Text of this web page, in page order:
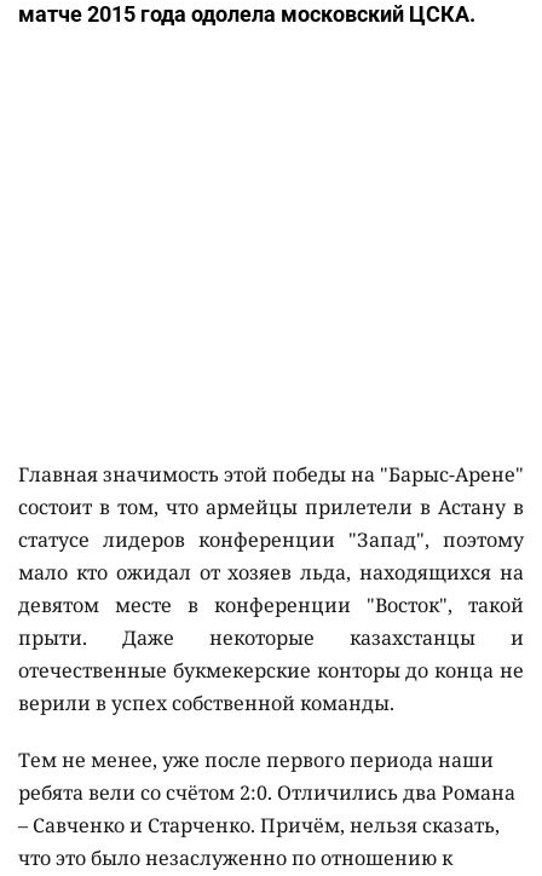
матче 2015 года одолела московский ЦСКА.
Главная значимость этой победы на "Барыс-Арене"
состоит в том, что армейцы прилетели в Астану в
статусе лидеров конференции "Запад", поэтому
мало кто ожидал от хозяев льда, находящихся на
девятом месте в конференции "Восток", такой
прыти. Даже некоторые казахстанцы и
отечественные букмекерские конторы до конца не
верили в успех собственной команды.
Тем не менее, уже после первого периода наши
ребята вели со счётом 2:0. Отличились два Романа
– Савченко и Старченко. Причём, нельзя сказать,
что это было незаслуженно по отношению к